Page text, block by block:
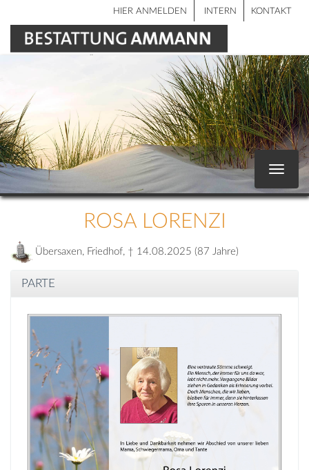
HIER ANMELDEN INTERN KONTAKT
Toggle
ROSA LORENZI
Übersaxen, Friedhof, † 14.08.2025 (87 Jahre)
PARTE